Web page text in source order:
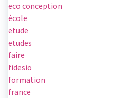
eco conception
école
etude
etudes
faire
fidesio
formation
france